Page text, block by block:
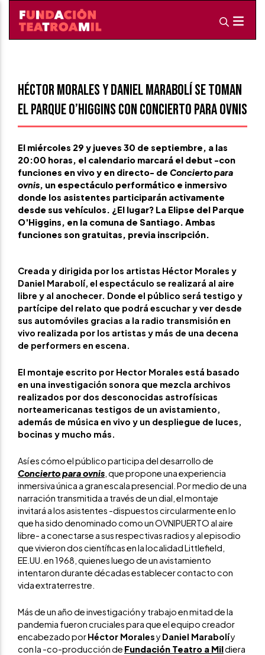
Héctor Morales y Daniel Marabolí se toman
el Parque O’Higgins con Concierto para ovnis
El miércoles 29 y jueves 30 de septiembre, a las
20:00 horas, el calendario marcará el debut -con
funciones en vivo y en directo- de Concierto para
ovnis, un espectáculo performático e inmersivo
donde los asistentes participarán activamente
desde sus vehículos. ¿El lugar? La Elipse del Parque
O'Higgins, en la comuna de Santiago. Ambas
funciones son gratuitas, previa inscripción.
Creada y dirigida por los artistas Héctor Morales y
Daniel Marabolí, el espectáculo se realizará al aire
libre y al anochecer. Donde el público será testigo y
partícipe del relato que podrá escuchar y ver desde
sus automóviles gracias a la radio transmisión en
vivo realizada por los artistas y más de una decena
de performers en escena.
El montaje escrito por Hector Morales está basado
en una investigación sonora que mezcla archivos
realizados por dos desconocidas astrofísicas
norteamericanas testigos de un avistamiento,
además de música en vivo y un despliegue de luces,
bocinas y mucho más.
Así es cómo el público participa del desarrollo de
Concierto para ovnis , que propone una experiencia
inmersiva única a gran escala presencial. Por medio de una
narración transmitida a través de un dial, el montaje
invitará a los asistentes -dispuestos circularmente en lo
que ha sido denominado como un OVNIPUERTO al aire
libre- a conectarse a sus respectivas radios y al episodio
que vivieron dos científicas en la localidad Littlefield,
EE.UU. en 1968, quienes luego de un avistamiento
intentaron durante décadas establecer contacto con
vida extraterrestre.
Más de un año de investigación y trabajo en mitad de la
pandemia fueron cruciales para que el equipo creador
encabezado porHéctor Moralesy Daniel Marabolíy
con la -co-producción de Fundación Teatro a Mildiera